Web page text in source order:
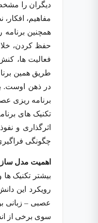
دیگران را
مفاهیم،
همچنین
حفظ کردن،
فعالیت ها،
طریق همین
در ذهن اوست.
برنامه ریزی
تکنیک های
اثرگذاری و
چگونگی
اهمیت مدل
بیشتر تکنیک
رویکرد این
عصبی – زبانی
سوی برخی از